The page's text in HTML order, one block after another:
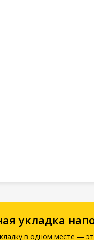
укладка
в одном месте —